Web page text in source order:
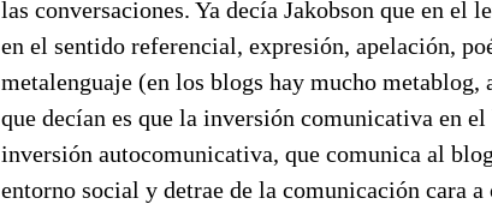
las conversaciones. Ya decía Jakobson que en el
en el sentido referencial, expresión, apelación,
metalenguaje (en los blogs hay mucho
que decían es que la inversión comunicativa en
inversión autocomunicativa, que comunica al
entorno social y detrae de la comunicación cara